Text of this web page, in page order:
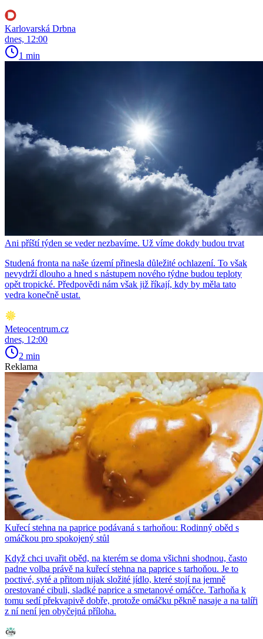
Karlovarská Drbna
dnes, 12:00
1 min
Ani příští týden se veder nezbavíme. Už víme dokdy budou trvat
Studená fronta na naše území přinesla důležité ochlazení. To však
nevydrží dlouho a hned s nástupem nového týdne budou teploty
opět tropické. Předpovědi nám však již říkají, kdy by měla tato
vedra konečně ustat.
Meteocentrum.cz
dnes, 12:00
2 min
Reklama
Kuřecí stehna na paprice podávaná s tarhoňou: Rodinný oběd s
omáčkou pro spokojený stůl
Když chci uvařit oběd, na kterém se doma všichni shodnou, často
padne volba právě na kuřecí stehna na paprice s tarhoňou. Je to
poctivé, syté a přitom nijak složité jídlo, které stojí na jemně
orestované cibuli, sladké paprice a smetanové omáčce. Tarhoňa k
tomu sedí překvapivě dobře, protože omáčku pěkně nasaje a na talíři
z ní není jen obyčejná příloha.